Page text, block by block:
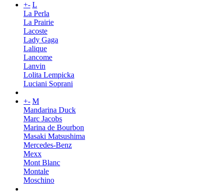
+- L
La Perla
La Prairie
Lacoste
Lady Gaga
Lalique
Lancome
Lanvin
Lolita Lempicka
Luciani Soprani
+- M
Mandarina Duck
Marc Jacobs
Marina de Bourbon
Masaki Matsushima
Mercedes-Benz
Mexx
Mont Blanc
Montale
Moschino